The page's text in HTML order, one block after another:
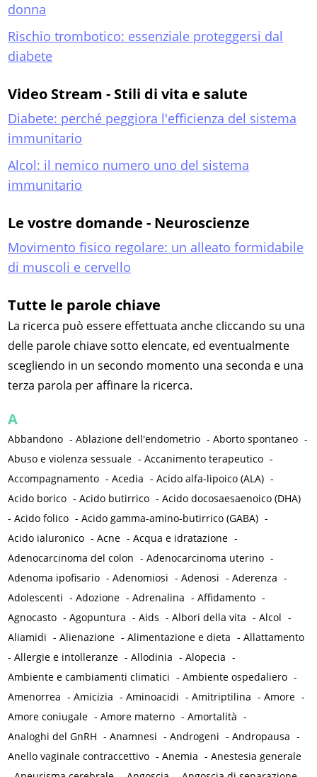
donna
Rischio trombotico: essenziale proteggersi dal
diabete
Video Stream - Stili di vita e salute
Diabete: perché peggiora l'efficienza del sistema
immunitario
Alcol: il nemico numero uno del sistema
immunitario
Le vostre domande - Neuroscienze
Movimento fisico regolare: un alleato formidabile
di muscoli e cervello
Tutte le parole chiave
La ricerca può essere effettuata anche cliccando su una
delle parole chiave sotto elencate, ed eventualmente
scegliendo in un secondo momento una seconda e una
terza parola per affinare la ricerca.
A
Abbandono -Ablazione dell'endometrio -Aborto spontaneo -
Abuso e violenza sessuale -Accanimento terapeutico -
Accompagnamento -Acedia -Acido alfa-lipoico (ALA) -
Acido borico -Acido butirrico -Acido docosaesaenoico (DHA)
-Acido folico -Acido gamma-amino-butirrico (GABA) -
Acido ialuronico -Acne -Acqua e idratazione -
Adenocarcinoma del colon -Adenocarcinoma uterino -
Adenoma ipofisario -Adenomiosi -Adenosi -Aderenza -
Adolescenti -Adozione -Adrenalina -Affidamento -
Agnocasto -Agopuntura -Aids -Albori della vita -Alcol -
Aliamidi -Alienazione -Alimentazione e dieta -Allattamento
-Allergie e intolleranze -Allodinia -Alopecia -
Ambiente e cambiamenti climatici -Ambiente ospedaliero -
Amenorrea -Amicizia -Aminoacidi -Amitriptilina -Amore -
Amore coniugale -Amore materno -Amortalità -
Analoghi del GnRH -Anamnesi -Androgeni -Andropausa -
Anello vaginale contraccettivo -Anemia -Anestesia generale